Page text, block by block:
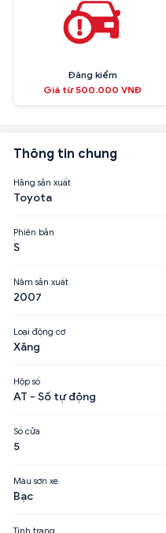
Đăng kiểm
Giá từ 500.000 VNĐ
Thông tin chung
Hãng sản xuất
Toyota
Phiên bản
S
Năm sản xuất
2007
Loại động cơ
Xăng
Hộp số
AT - Số tự động
Số cửa
5
Màu sơn xe
Bạc
Tình trạng